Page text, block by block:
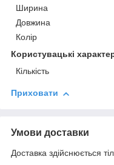
Ширина
Довжина
Колір
Користувацькі
Кількість
Приховати
Умови доставки
Доставка здійснюється